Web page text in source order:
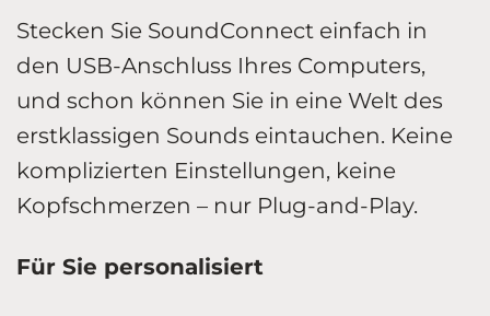
Stecken Sie SoundConnect einfach in
den USB-Anschluss Ihres Computers,
und schon können Sie in eine Welt des
erstklassigen Sounds eintauchen. Keine
komplizierten Einstellungen, keine
Kopfschmerzen – nur Plug-and-Play.
Für Sie personalisiert